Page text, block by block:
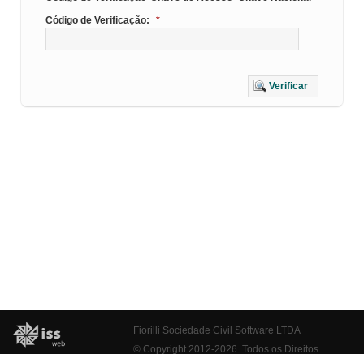
Código de Verificação:
*
Verificar
Fiorilli Sociedade Civil Software LTDA
© Copyright 2012-2026. Todos os Direitos